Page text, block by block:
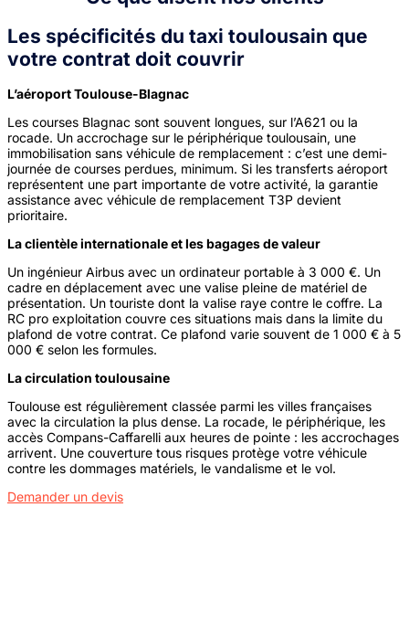
Les spécificités du taxi toulousain que
votre contrat doit couvrir
L’aéroport Toulouse-Blagnac
Les courses Blagnac sont souvent longues, sur l’A621 ou la
rocade. Un accrochage sur le périphérique toulousain, une
immobilisation sans véhicule de remplacement : c’est une demi-
journée de courses perdues, minimum. Si les transferts aéroport
représentent une part importante de votre activité, la garantie
assistance avec véhicule de remplacement T3P devient
prioritaire.
La clientèle internationale et les bagages de valeur
Un ingénieur Airbus avec un ordinateur portable à 3 000 €. Un
cadre en déplacement avec une valise pleine de matériel de
présentation. Un touriste dont la valise raye contre le coffre. La
RC pro exploitation couvre ces situations mais dans la limite du
plafond de votre contrat. Ce plafond varie souvent de 1 000 € à 5
000 € selon les formules.
La circulation toulousaine
Toulouse est régulièrement classée parmi les villes françaises
avec la circulation la plus dense. La rocade, le périphérique, les
accès Compans-Caffarelli aux heures de pointe : les accrochages
arrivent. Une couverture tous risques protège votre véhicule
contre les dommages matériels, le vandalisme et le vol.
Demander un devis